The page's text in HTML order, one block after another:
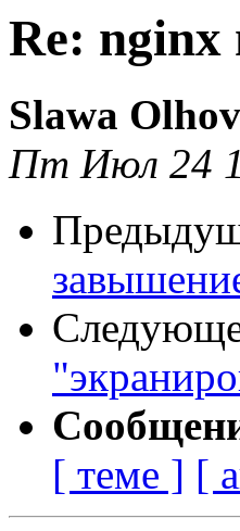
Re:
Slawa
Пт Июл 24
[ теме ] [